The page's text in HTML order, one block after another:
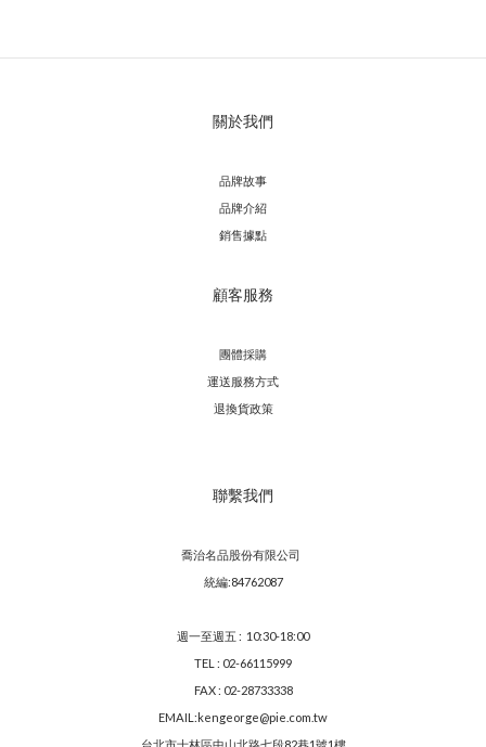
關於我們
品牌故事
品牌介紹
銷售據點
顧客服務
團體採購
運送服務方式
退換貨政策
聯繫我們
喬治名品股份有限公司
統編:84762087
週一至週五 : 10:30-18:00
TEL : 02-66115999
FAX : 02-28733338
EMAIL:kengeorge@pie.com.tw